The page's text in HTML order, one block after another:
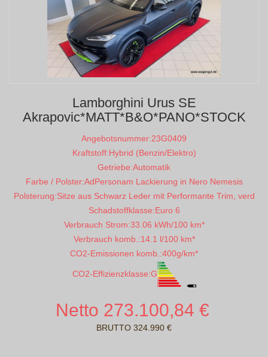
Lamborghini Urus SE
Akrapovic*MATT*B&O*PANO*STOCK
Angebotsnummer:23G0409
Kraftstoff:Hybrid (Benzin/Elektro)
Getriebe:Automatik
Farbe / Polster:AdPersonam Lackierung in Nero Nemesis
Polsterung:Sitze aus Schwarz Leder mit Performante Trim, verd
Schadstoffklasse:Euro 6
Verbrauch Strom:33.06 kWh/100 km*
Verbrauch komb.:14.1 l/100 km*
CO2-Emissionen komb.:400g/km*
CO2-Effizienzklasse:G
Netto 273.100,84 €
BRUTTO 324.990 €